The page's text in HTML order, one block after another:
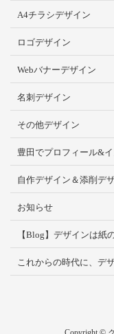
A4チラシデザイン
ロゴデザイン
Webバナーデザイン
名刺デザイン
その他デザイン
豊田でプロフィール&
自作デザイン＆添削デ
お知らせ
【Blog】デザインは紙
これからの時代に、デ